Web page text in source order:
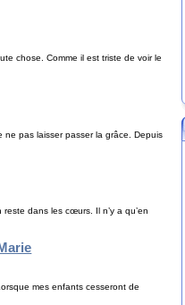
chose. Comme il est triste de voir le
pas laisser passer la grâce. Depuis
dans les cœurs. Il n’y a qu’en
mes enfants cesseront de